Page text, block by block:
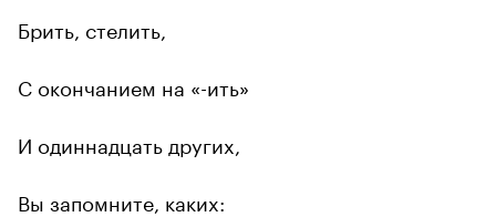
Брить, стелить,
С окончанием на «-ить»
И одиннадцать других,
Вы запомните, каких: